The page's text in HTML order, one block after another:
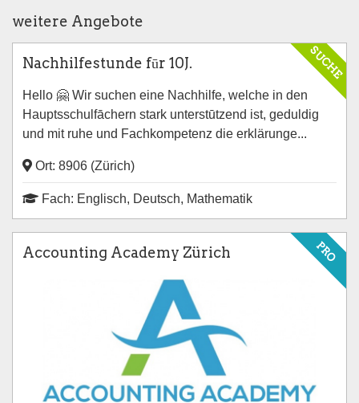
weitere Angebote
SUCHE
Nachhilfestunde fūr 10J.
Hello 🤗 Wir suchen eine Nachhilfe, welche in den
Hauptsschulfāchern stark unterstūtzend ist, geduldig
und mit ruhe und Fachkompetenz die erklärunge...
Ort: 8906 (Zürich)
Fach: Englisch, Deutsch, Mathematik
PRO
Accounting Academy Zürich